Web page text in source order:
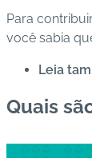
Para
você sabia
Leia
Quais